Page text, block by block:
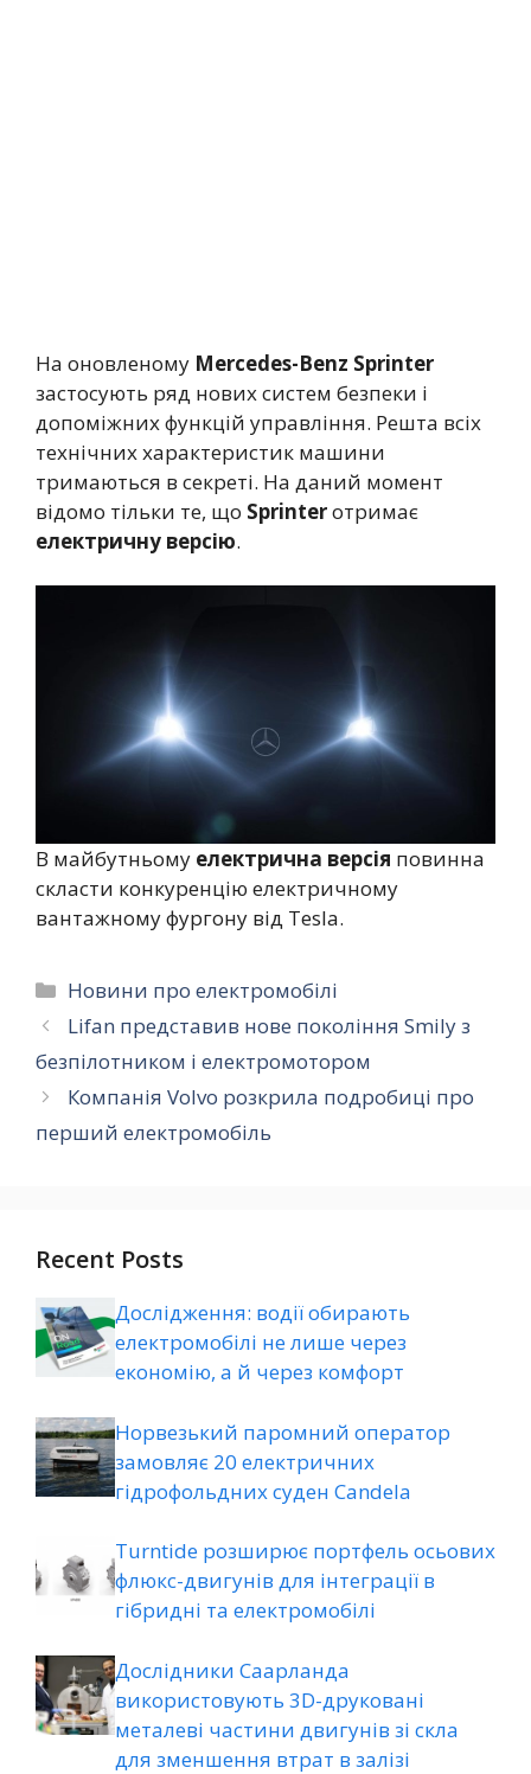
На оновленому Mercedes-Benz Sprinter
застосують ряд нових систем безпеки і
допоміжних функцій управління. Решта всіх
технічних характеристик машини
тримаються в секреті. На даний момент
відомо тільки те, що Sprinterотримає
електричну версію.
В майбутньому електрична версія повинна
скласти конкуренцію електричному
вантажному фургону від Tesla.
Категорії
Новини про електромобілі
Lifan представив нове покоління Smily з
безпілотником і електромотором
Компанія Volvo розкрила подробиці про
перший електромобіль
Recent Posts
Дослідження: водії обирають
електромобілі не лише через
економію, а й через комфорт
Норвезький паромний оператор
замовляє 20 електричних
гідрофольдних суден Candela
Turntide розширює портфель осьових
флюкс-двигунів для інтеграції в
гібридні та електромобілі
Дослідники Саарланда
використовують 3D-друковані
металеві частини двигунів зі скла
для зменшення втрат в залізі